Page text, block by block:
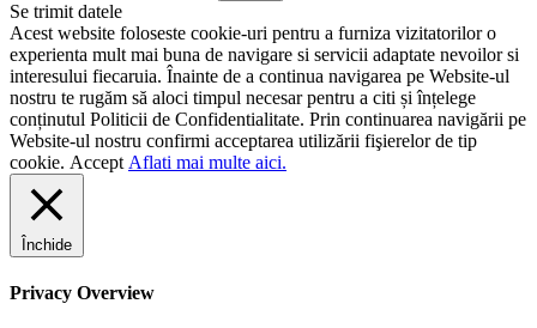
Se trimit datele
Acest website foloseste cookie-uri pentru a furniza vizitatorilor o
experienta mult mai buna de navigare si servicii adaptate nevoilor si
interesului fiecaruia. Înainte de a continua navigarea pe Website-ul
nostru te rugăm să aloci timpul necesar pentru a citi și înțelege
conținutul Politicii de Confidentialitate. Prin continuarea navigării pe
Website-ul nostru confirmi acceptarea utilizării fişierelor de tip
cookie. Accept Aflati mai multe aici.
Închide
Privacy Overview